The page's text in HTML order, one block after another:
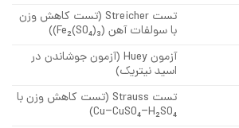
تست Streicher (تست کاهش وزن
با سولفات آهن (Fe₂(SO₄)₃))
آزمون Huey (آزمون جوشاندن در
اسید نیتریک)
تست Strauss (تست کاهش وزن با
Cu–CuSO₄–H₂SO₄)